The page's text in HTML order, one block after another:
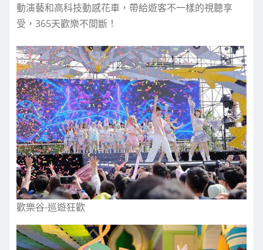
動演藝和高科技動感花車，帶給遊客不一樣的視聽享
受，365天歡樂不間斷！
歡樂谷-巡遊狂歡